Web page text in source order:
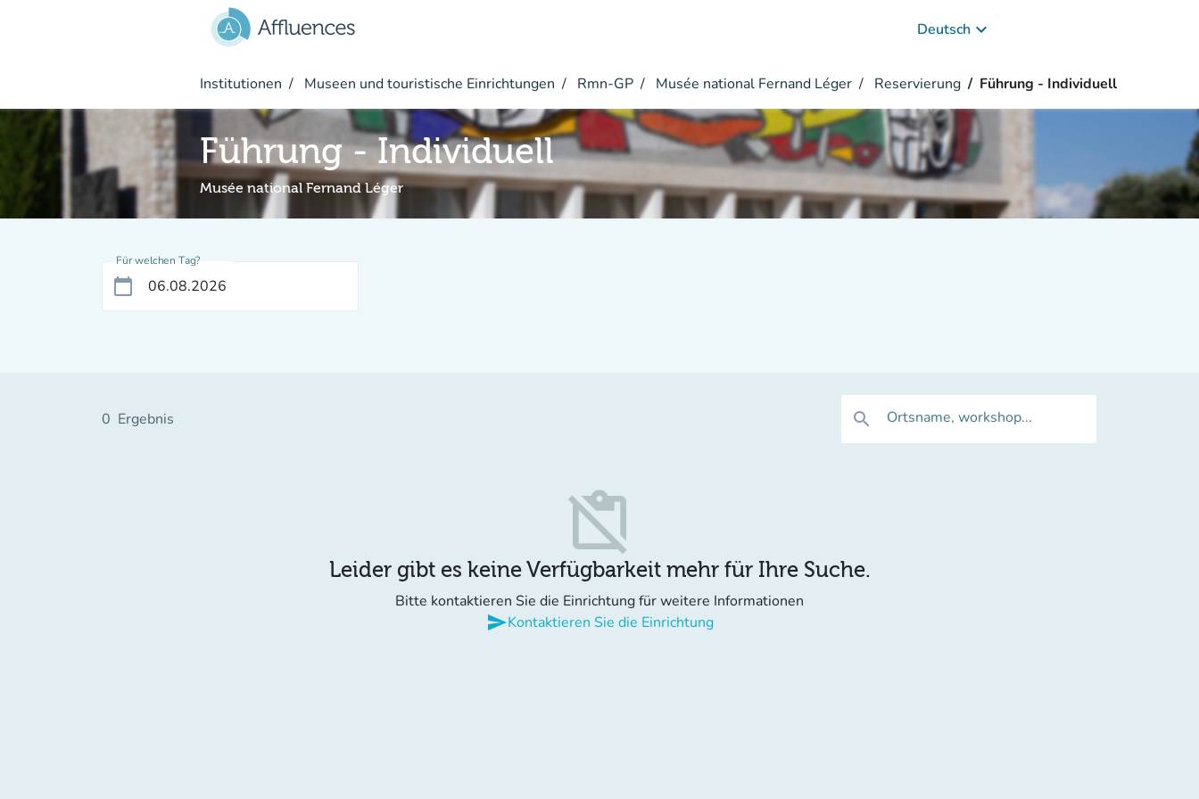
Deutsch keyboard_arrow_down
Institutionen Museen und touristische Einrichtungen Rmn-GP Musée national Fernand Léger Reservierung Führung - Individuell
Führung - Individuell
Musée national Fernand Léger
Für welchen Tag?
calendar_today
0 Ergebnis search Ortsname, workshop...
content_paste_off
Leider gibt es keine Verfügbarkeit mehr für Ihre Suche.
Bitte kontaktieren Sie die Einrichtung für weitere Informationen
sendKontaktieren Sie die Einrichtung